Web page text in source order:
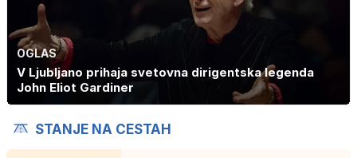
OGLAS
V Ljubljano prihaja svetovna dirigentska legenda
John Eliot Gardiner
STANJE NA CESTAH